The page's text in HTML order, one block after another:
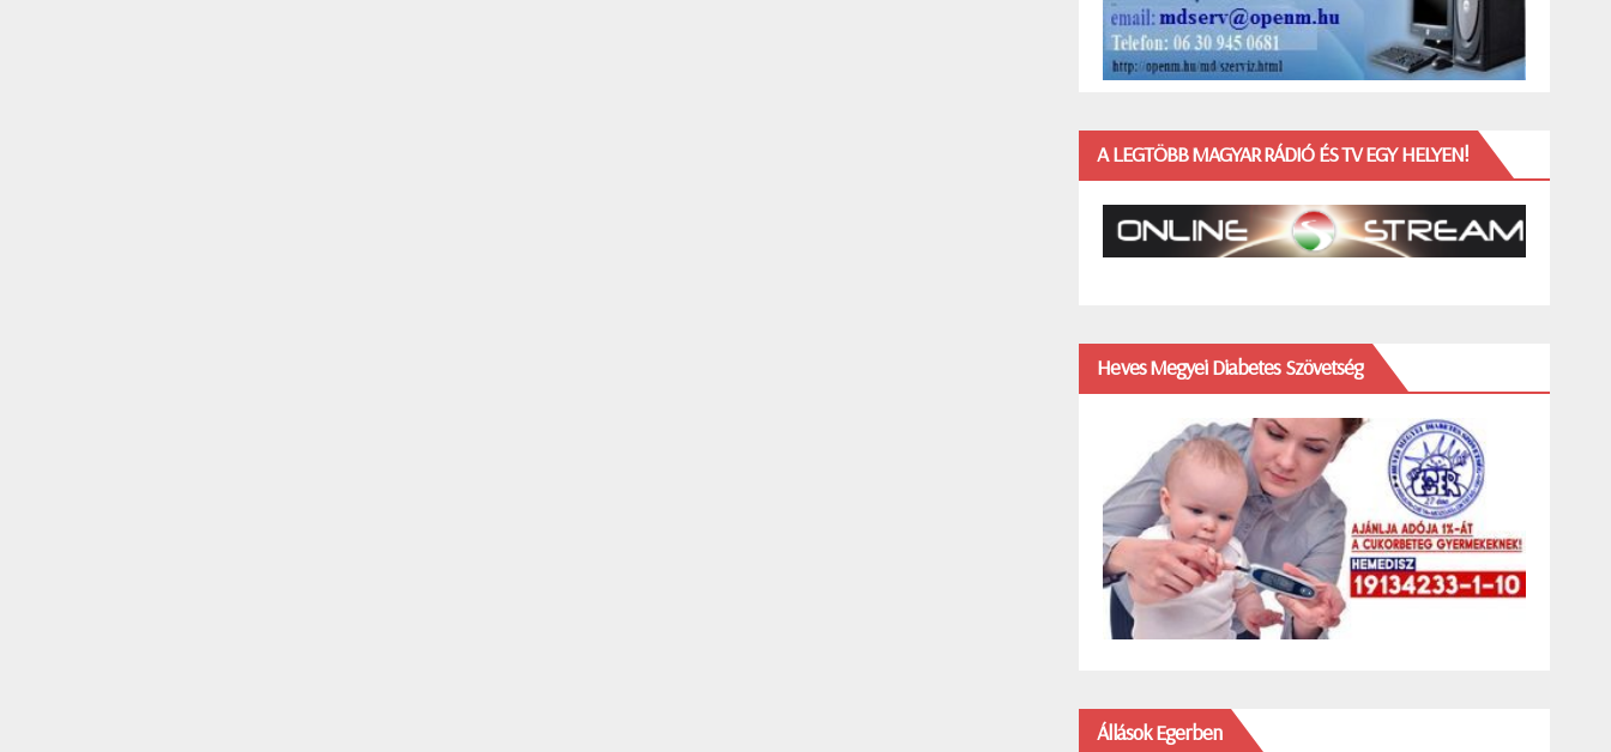
A LEGTÖBB MAGYAR RÁDIÓ ÉS TV EGY HELYEN!
Heves Megyei Diabetes Szövetség
Állások Egerben